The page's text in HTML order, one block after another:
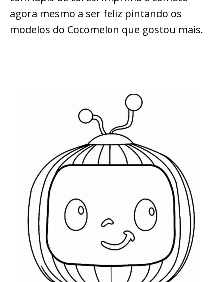
agora mesmo a ser feliz pintando os
modelos do Cocomelon que gostou mais.